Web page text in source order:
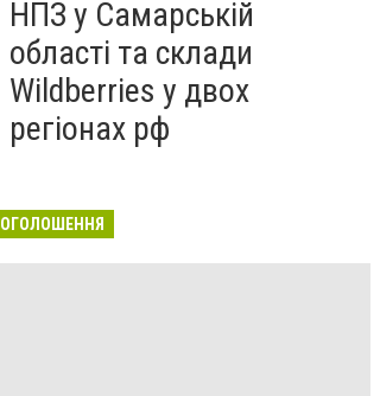
НПЗ у Самарській
області та склади
Wildberries у двох
регіонах рф
ОГОЛОШЕННЯ